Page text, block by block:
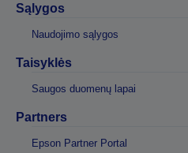
Sąlygos
Naudojimo sąlygos
Taisyklės
Saugos duomenų lapai
Partners
Epson Partner Portal